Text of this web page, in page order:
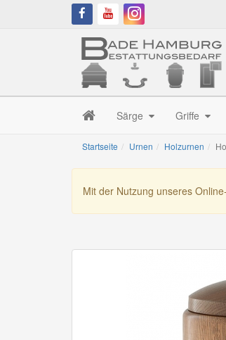
Särge Griffe
Startseite Urnen Holzurnen
Mit der Nutzung unseres